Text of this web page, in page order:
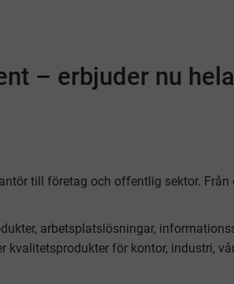
– erbjuder nu
till företag och offentlig sektor. Från
arbetsplatslösningar,
för kontor, industri,